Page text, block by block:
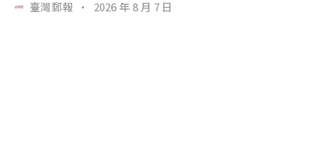
臺灣郵報 · 2026 年 8 月 7 日